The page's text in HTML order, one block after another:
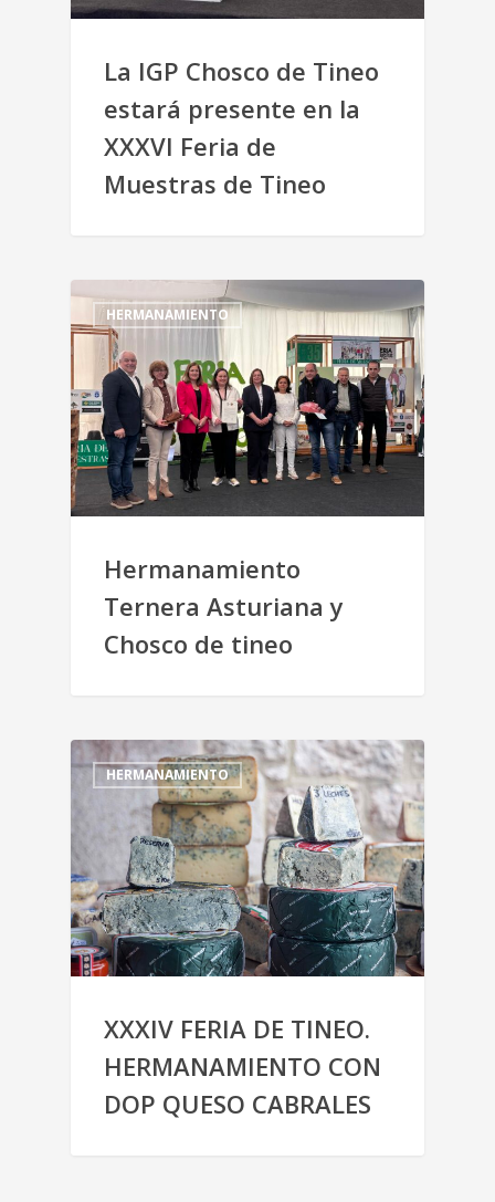
La IGP Chosco de Tineo
estará presente en la
XXXVI Feria de
Muestras de Tineo
HERMANAMIENTO
Hermanamiento
Ternera Asturiana y
Chosco de tineo
HERMANAMIENTO
XXXIV FERIA DE TINEO.
HERMANAMIENTO CON
DOP QUESO CABRALES